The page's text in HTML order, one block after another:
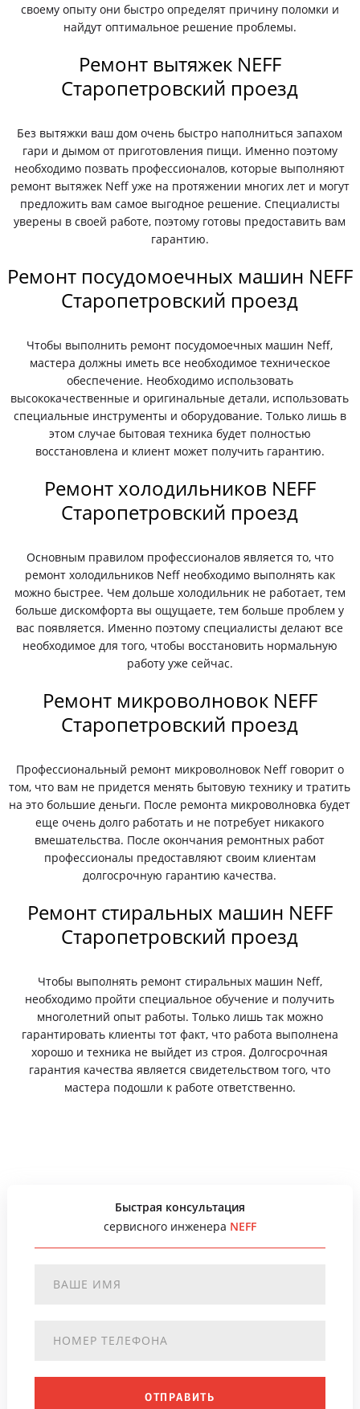
своему опыту они быстро определят причину поломки и
найдут оптимальное решение проблемы.
Ремонт вытяжек NEFF
Старопетровский проезд
Без вытяжки ваш дом очень быстро наполниться запахом
гари и дымом от приготовления пищи. Именно поэтому
необходимо позвать профессионалов, которые выполняют
ремонт вытяжек Neff уже на протяжении многих лет и могут
предложить вам самое выгодное решение. Специалисты
уверены в своей работе, поэтому готовы предоставить вам
гарантию.
Ремонт посудомоечных машин NEFF
Старопетровский проезд
Чтобы выполнить ремонт посудомоечных машин Neff,
мастера должны иметь все необходимое техническое
обеспечение. Необходимо использовать
высококачественные и оригинальные детали, использовать
специальные инструменты и оборудование. Только лишь в
этом случае бытовая техника будет полностью
восстановлена и клиент может получить гарантию.
Ремонт холодильников NEFF
Старопетровский проезд
Основным правилом профессионалов является то, что
ремонт холодильников Neff необходимо выполнять как
можно быстрее. Чем дольше холодильник не работает, тем
больше дискомфорта вы ощущаете, тем больше проблем у
вас появляется. Именно поэтому специалисты делают все
необходимое для того, чтобы восстановить нормальную
работу уже сейчас.
Ремонт микроволновок NEFF
Старопетровский проезд
Профессиональный ремонт микроволновок Neff говорит о
том, что вам не придется менять бытовую технику и тратить
на это большие деньги. После ремонта микроволновка будет
еще очень долго работать и не потребует никакого
вмешательства. После окончания ремонтных работ
профессионалы предоставляют своим клиентам
долгосрочную гарантию качества.
Ремонт стиральных машин NEFF
Старопетровский проезд
Чтобы выполнять ремонт стиральных машин Neff,
необходимо пройти специальное обучение и получить
многолетний опыт работы. Только лишь так можно
гарантировать клиенты тот факт, что работа выполнена
хорошо и техника не выйдет из строя. Долгосрочная
гарантия качества является свидетельством того, что
мастера подошли к работе ответственно.
Быстрая консультация
сервисного инженера NEFF
ОТПРАВИТЬ